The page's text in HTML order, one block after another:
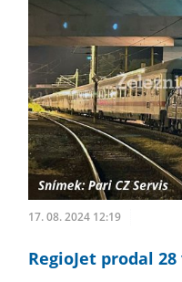
17. 08. 2024 12:19
RegioJet prodal